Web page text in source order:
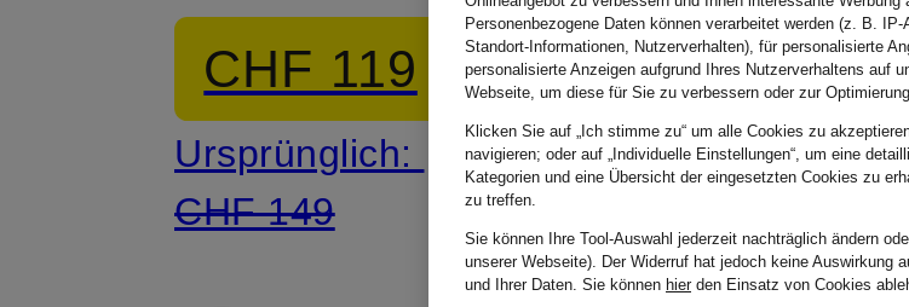
CHF 119
Ursprünglich:
CHF 149
LITE
CHF 85
Personenbezogene Daten können verarbeitet werden (z. B.
Standort-Informationen, Nutzerverhalten), für personalisierte
personalisierte Anzeigen aufgrund Ihres Nutzerverhaltens auf
Webseite, um diese für Sie zu verbessern oder zur
Klicken Sie auf „Ich stimme zu“ um alle Cookies zu
navigieren; oder auf „Individuelle Einstellungen“, um eine
Kategorien und eine Übersicht der eingesetzten Cookies zu
zu treffen.
Sie können Ihre Tool-Auswahl jederzeit nachträglich ändern
unserer Webseite). Der Widerruf hat jedoch keine Auswirkung
und Ihrer Daten. Sie können hierden Einsatz von Cookies